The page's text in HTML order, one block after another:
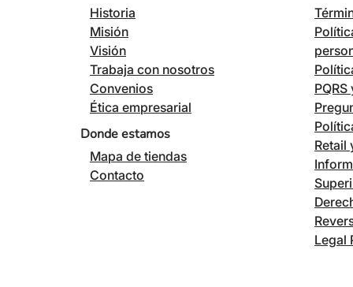
Historia
Misión
Visión
Trabaja con nosotros
Convenios
Ética empresarial
Donde estamos
Mapa de tiendas
Contacto
Retail
Legal